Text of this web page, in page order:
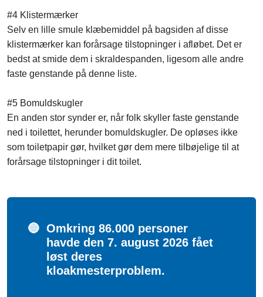
#4 Klistermærker
Selv en lille smule klæbemiddel på bagsiden af disse
klistermærker kan forårsage tilstopninger i afløbet. Det er
bedst at smide dem i skraldespanden, ligesom alle andre
faste genstande på denne liste.
#5 Bomuldskugler
En anden stor synder er, når folk skyller faste genstande
ned i toilettet, herunder bomuldskugler. De opløses ikke
som toiletpapir gør, hvilket gør dem mere tilbøjelige til at
forårsage tilstopninger i dit toilet.
🔵 Omkring 86.000 personer
havde den 7. august 2026 fået
løst deres
kloakmesterproblem.